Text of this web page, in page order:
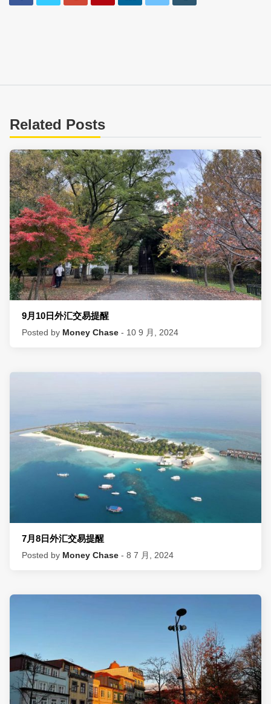
Related Posts
9月10日外汇交易提醒
Posted by Money Chase - 10 9 月, 2024
7月8日外汇交易提醒
Posted by Money Chase - 8 7 月, 2024